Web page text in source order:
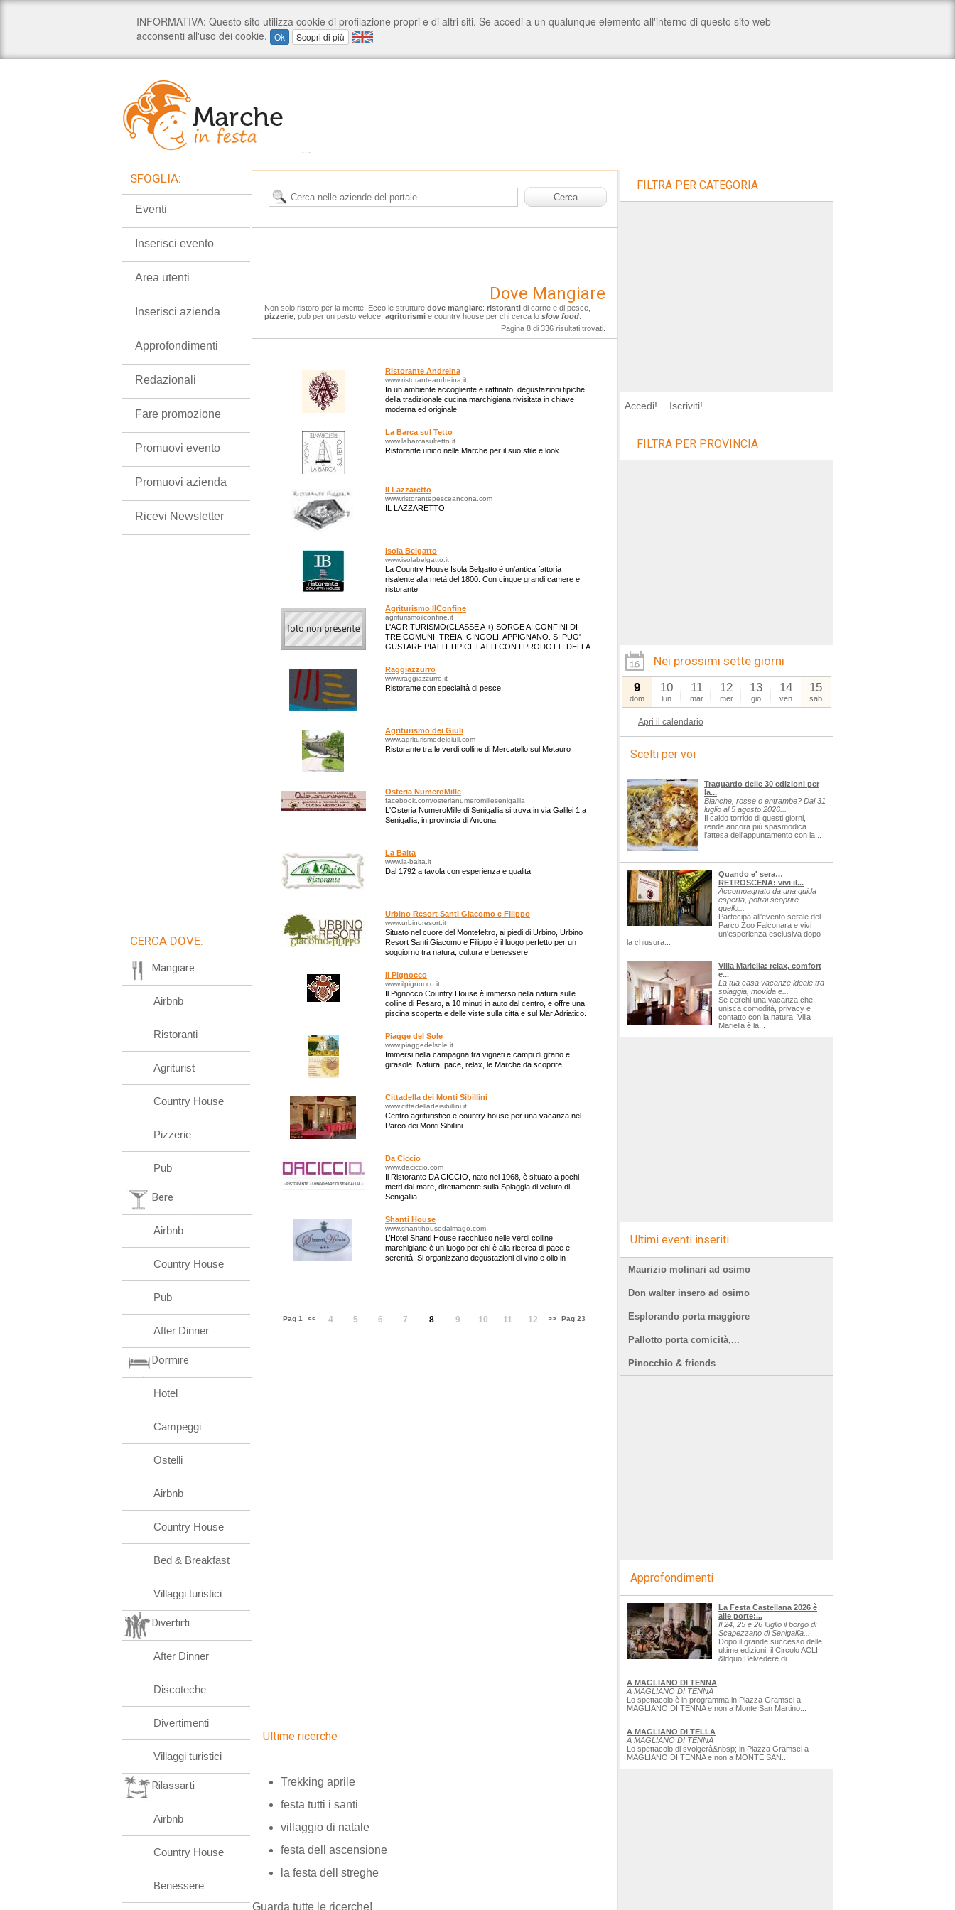
Dove Mangiare
Non solo ristoro per la mente! Ecco le strutture dove mangiare: ristoranti di carne e di pesce,
pizzerie , pub per un pasto veloce, agriturismi e country house per chi cerca lo slow food
Pagina 8 di 336 risultati trovati.
Ristorante Andreina
www.ristoranteandreina.it
In un ambiente accogliente e raffinato, degustazioni tipiche
della tradizionale cucina marchigiana rivisitata in chiave
moderna ed originale.
La Barca sul Tetto
www.labarcasultetto.it
Ristorante unico nelle Marche per il suo stile e look.
Il Lazzaretto
www.ristorantepesceancona.com
IL LAZZARETTO
Isola Belgatto
www.isolabelgatto.it
La Country House Isola Belgatto è un'antica fattoria
risalente alla metà del 1800. Con cinque grandi camere e
ristorante.
Agriturismo IlConfine
agriturismoilconfine.it
L'AGRITURISMO(CLASSE A +) SORGE AI CONFINI DI
TRE COMUNI, TREIA, CINGOLI, APPIGNANO. SI PUO'
GUSTARE PIATTI TIPICI, FATTI CON I PRODOTTI DELLA
APPARTAMENT
Raggiazzurro
www.raggiazzurro.it
Ristorante con specialità di pesce.
Agriturismo dei Giuli
www.agriturismodeigiuli.com
Ristorante tra le verdi colline di Mercatello sul Metauro
Osteria NumeroMille
facebook.com/osterianumeromillesenigallia
L'Osteria NumeroMille di Senigallia si trova in via Galilei 1 a
Senigallia, in provincia di Ancona.
La Baita
www.la-baita.it
Dal 1792 a tavola con esperienza e qualità
Urbino Resort Santi Giacomo e Filippo
www.urbinoresort.it
Situato nel cuore del Montefeltro, ai piedi di Urbino, Urbino
Resort Santi Giacomo e Filippo è il luogo perfetto per un
soggiorno tra natura, cultura e benessere.
Il Pignocco
www.ilpignocco.it
Il Pignocco Country House è immerso nella natura sulle
colline di Pesaro, a 10 minuti in auto dal centro, e offre una
piscina scoperta e delle viste sulla città e sul Mar Adriatico.
Piagge del Sole
www.piaggedelsole.it
Immersi nella campagna tra vigneti e campi di grano e
girasole. Natura, pace, relax, le Marche da scoprire.
Cittadella dei Monti Sibillini
www.cittadelladeisibillini.it
Centro agrituristico e country house per una vacanza nel
Parco dei Monti Sibillini.
Da Ciccio
www.daciccio.com
Il Ristorante DA CICCIO, nato nel 1968, è situato a pochi
metri dal mare, direttamente sulla Spiaggia di velluto di
Senigallia.
Shanti House
www.shantihousedalmago.com
L’Hotel Shanti House racchiuso nelle verdi colline
marchigiane è un luogo per chi è alla ricerca di pace e
serenità. Si organizzano degustazioni di vino e olio in
Pag 1 << 4 5 6 7 8 9 10 11 12 >> Pag 23
Ultime ricerche
Trekking aprile
festa tutti i santi
villaggio di natale
festa dell ascensione
la festa dell streghe
Guarda tutte le ricerche!
SFOGLIA:
Eventi
Inserisci evento
Area utenti
Inserisci azienda
Approfondimenti
Redazionali
Fare promozione
Promuovi evento
Promuovi azienda
Ricevi Newsletter
CERCA DOVE:
Mangiare
Airbnb
Ristoranti
Agriturist
Country House
Pizzerie
Pub
Bere
Airbnb
Country House
Pub
After Dinner
Dormire
Hotel
Campeggi
Ostelli
Airbnb
Country House
Bed & Breakfast
Villaggi turistici
Divertirti
After Dinner
Discoteche
Divertimenti
Villaggi turistici
Rilassarti
Airbnb
Country House
Benessere
FILTRA PER CATEGORIA
Accedi! Iscriviti!
FILTRA PER PROVINCIA
Nei prossimi sette giorni
9
dom
10
lun
11
mar
12
mer
13
gio
14
ven
15
sab
Apri il calendario
Scelti per voi
Traguardo delle 30 edizioni per
la...
Bianche, rosse o entrambe? Dal 31
luglio al 5 agosto 2026...
Il caldo torrido di questi giorni,
rende ancora più spasmodica
l'attesa dell'appuntamento con la...
Quando e' sera…
RETROSCENA: vivi il...
Accompagnato da una guida
esperta, potrai scoprire
quello...
Partecipa all'evento serale del
Parco Zoo Falconara e vivi
un'esperienza esclusiva dopo
la chiusura...
Villa Mariella: relax, comfort
e...
La tua casa vacanze ideale tra
spiaggia, movida e...
Se cerchi una vacanza che
unisca comodità, privacy e
contatto con la natura, Villa
Mariella è la...
Ultimi eventi inseriti
Maurizio molinari ad osimo
Don walter insero ad osimo
Esplorando porta maggiore
Pallotto porta comicità,...
Pinocchio & friends
Approfondimenti
La Festa Castellana 2026 è
alle porte:...
Il 24, 25 e 26 luglio il borgo di
Scapezzano di Senigallia...
Dopo il grande successo delle
ultime edizioni, il Circolo ACLI
&ldquo;Belvedere di...
A MAGLIANO DI TENNA
A MAGLIANO DI TENNA
Lo spettacolo è in programma in Piazza Gramsci a
MAGLIANO DI TENNA e non a Monte San Martino...
A MAGLIANO DI TELLA
A MAGLIANO DI TENNA
Lo spettacolo di svolgerà&nbsp; in Piazza Gramsci a
MAGLIANO DI TENNA e non a MONTE SAN...